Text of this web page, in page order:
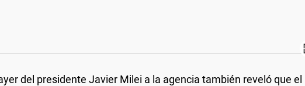
del presidente Javier Milei a la agencia también reveló que el